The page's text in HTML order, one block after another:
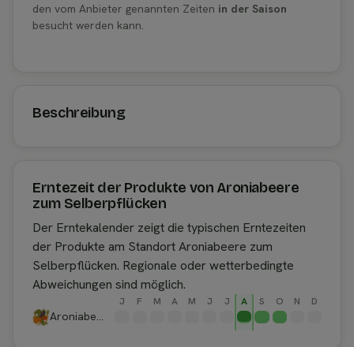
den vom Anbieter genannten Zeiten in der Saison
besucht werden kann.
Beschreibung
Erntezeit der Produkte von Aroniabeere
zum Selberpflücken
Der Erntekalender zeigt die typischen Erntezeiten
der Produkte am Standort Aroniabeere zum
Selberpflücken. Regionale oder wetterbedingte
Abweichungen sind möglich.
J F M A M J J A S O N D
Aroniabeere